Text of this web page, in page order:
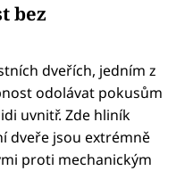
bez
dveřích, jedním z
odolávat pokusům
uvnitř. Zde hliník
dveře jsou extrémně
proti mechanickým